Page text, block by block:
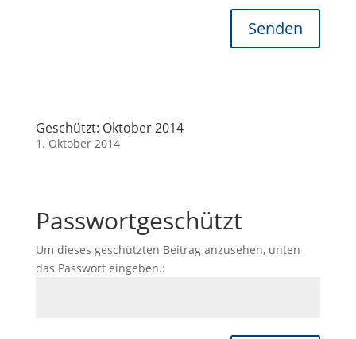
Senden
Geschützt: Oktober 2014
1. Oktober 2014
Passwortgeschützt
Um dieses geschützten Beitrag anzusehen, unten
das Passwort eingeben.: